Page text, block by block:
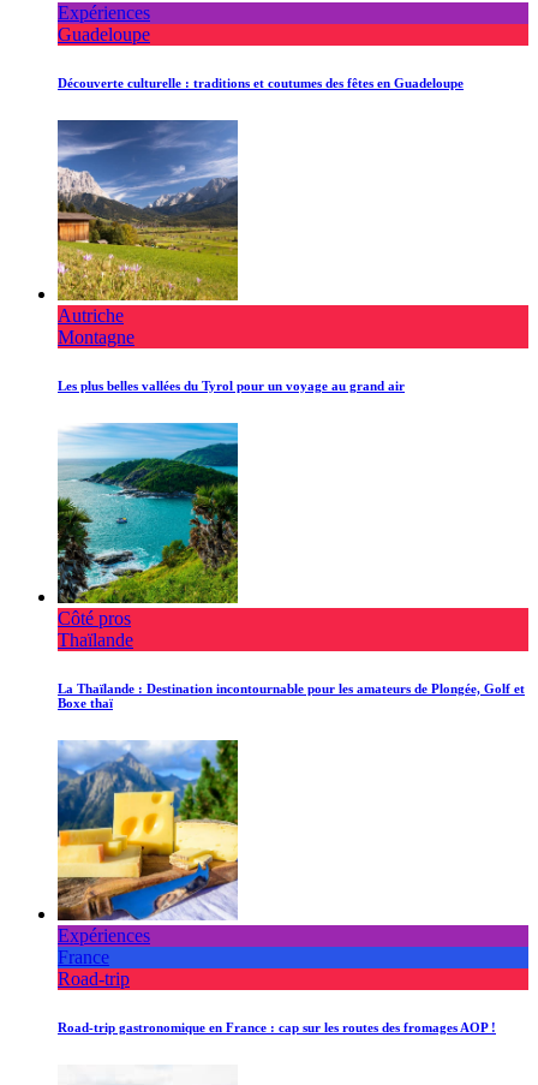
Expériences
Guadeloupe
Découverte culturelle : traditions et coutumes des fêtes en Guadeloupe
Autriche
Montagne
Les plus belles vallées du Tyrol pour un voyage au grand air
Côté pros
Thaïlande
La Thaïlande : Destination incontournable pour les amateurs de Plongée, Golf et
Boxe thaï
Expériences
France
Road-trip
Road-trip gastronomique en France : cap sur les routes des fromages AOP !